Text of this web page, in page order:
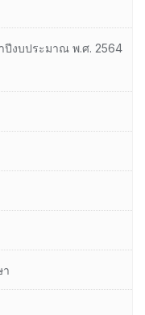
ปีงบประมาณ พ.ศ. 2564